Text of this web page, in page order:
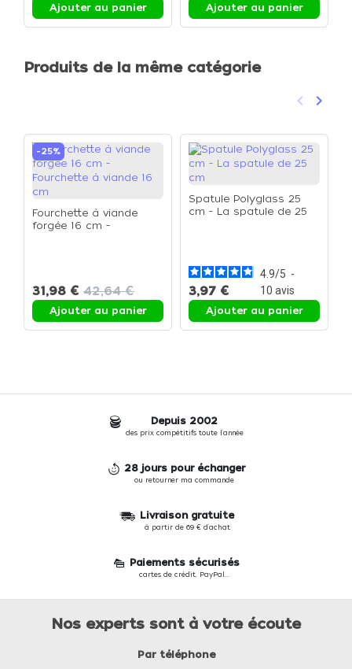
Ajouter au panier Ajouter au panier
Produits de la même catégorie
Précédent
keyboard_arrow_left keyboard_arrow_right
-25%
Fourchette à viande
forgée 16 cm -
31,98 € 42,64 €
Ajouter au panier
Spatule Polyglass 25
cm - La spatule de 25
4.9/5 -
10 avis
3,97 €
Ajouter au panier
Depuis 2002
des prix compétitifs toute l'année
28 jours pour échanger
ou retourner ma commande
Livraison gratuite
à partir de 69 € d'achat
Paiements sécurisés
cartes de crédit, PayPal...
Nos experts sont à votre écoute
Par téléphone